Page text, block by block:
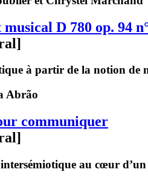
D 780 op. 94
à partir de la notion de
Abrão
communiquer
au cœur